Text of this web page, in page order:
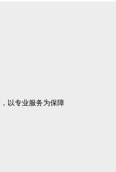
以专业服务为保障